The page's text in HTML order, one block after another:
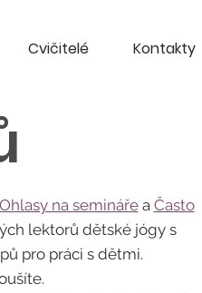
Cvičitelé Kontakty
Ohlasy na seminářea Často
lektorů dětské jógy s
pro práci s dětmi.